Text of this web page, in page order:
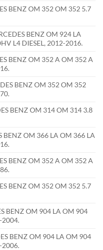
BENZ OM 352 OM 352 5.7
BENZ OM 924 LA
L4 DIESEL, 2012-2016.
BENZ OM 352 A OM 352 A
BENZ OM 352 OM 352
BENZ OM 314 OM 314 3.8
BENZ OM 366 LA OM 366 LA
BENZ OM 352 A OM 352 A
BENZ OM 352 OM 352 5.7
BENZ OM 904 LA OM 904
2004.
BENZ OM 904 LA OM 904
2006.